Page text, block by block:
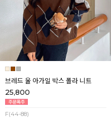
브레드 울 아가일 박스 폴라 니트
25,800
F(44-88)